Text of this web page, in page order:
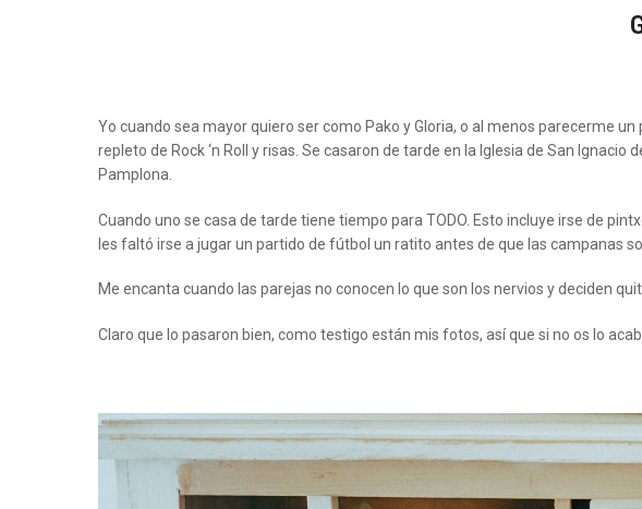
Yo cuando sea mayor quiero ser como Pako y Gloria, o al menos parecerme
repleto de Rock ‘n Roll y risas. Se casaron de tarde en la Iglesia de San
Pamplona.
Cuando uno se casa de tarde tiene tiempo para TODO. Esto incluye irse de
les faltó irse a jugar un partido de fútbol un ratito antes de que las campanas
Me encanta cuando las parejas no conocen lo que son los nervios y deciden
Claro que lo pasaron bien, como testigo están mis fotos, así que si no os lo